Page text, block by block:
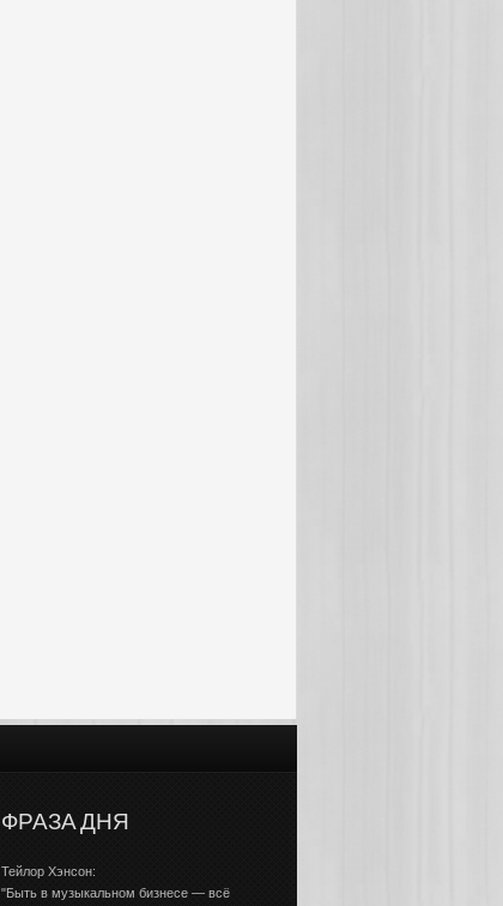
ФРАЗА ДНЯ
Тейлор Хэнсон:
"Быть в музыкальном бизнесе — всё